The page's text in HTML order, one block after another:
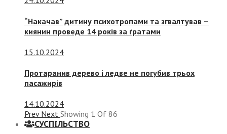
“Накачав” дитину психотропами та згвалтував –
киянин проведе 14 років за ґратами
15.10.2024
Протаранив дерево і ледве не погубив трьох
пасажирів
14.10.2024
Prev Next Showing 1 Of 86
СУСПIЛЬСТВО